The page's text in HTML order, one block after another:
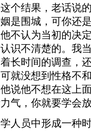
这个结果，老话说
是围城，可你还
不认为当初的决
识不清楚的。我
长时间的调查，
就没想到性格不
说他不想在这上
气，你就要学会
员中形成一种